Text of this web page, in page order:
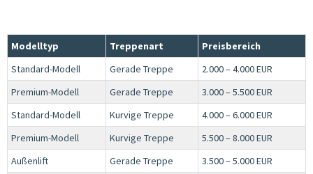
Modelltyp Treppenart
Preisbereich
Standard-Modell
Gerade Treppe
2.000 – 4.000 EUR
Premium-Modell
Gerade Treppe
3.000 – 5.500 EUR
Standard-Modell
Kurvige Treppe
4.000 – 6.000 EUR
Premium-Modell
Kurvige Treppe
5.500 – 8.000 EUR
Außenlift
Gerade Treppe
3.500 – 5.000 EUR